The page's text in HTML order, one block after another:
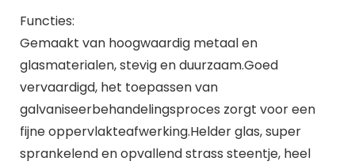
Functies:
Gemaakt van hoogwaardig metaal en
glasmaterialen, stevig en duurzaam.Goed
vervaardigd, het toepassen van
galvaniseerbehandelingsproces zorgt voor een
fijne oppervlakteafwerking.Helder glas, super
sprankelend en opvallend strass steentje, heel